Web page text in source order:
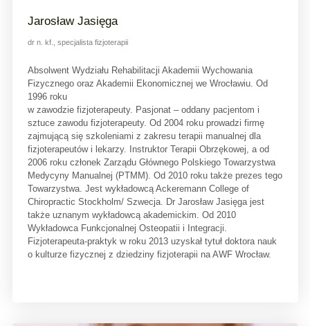
Jarosław Jasięga
dr n. kf., specjalista fizjoterapii
Absolwent Wydziału Rehabilitacji Akademii Wychowania
Fizycznego oraz Akademii Ekonomicznej we Wrocławiu. Od
1996 roku
w zawodzie fizjoterapeuty. Pasjonat – oddany pacjentom i
sztuce zawodu fizjoterapeuty. Od 2004 roku prowadzi firmę
zajmującą się szkoleniami z zakresu terapii manualnej dla
fizjoterapeutów i lekarzy. Instruktor Terapii Obrzękowej, a od
2006 roku członek Zarządu Głównego Polskiego Towarzystwa
Medycyny Manualnej (PTMM). Od 2010 roku także prezes tego
Towarzystwa. Jest wykładowcą Ackeremann College of
Chiropractic Stockholm/ Szwecja. Dr Jarosław Jasięga jest
także uznanym wykładowcą akademickim. Od 2010
Wykładowca Funkcjonalnej Osteopatii i Integracji.
Fizjoterapeuta-praktyk w roku 2013 uzyskał tytuł doktora nauk
o kulturze fizycznej z dziedziny fizjoterapii na AWF Wrocław.